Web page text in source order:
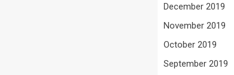
December 2019
November 2019
October 2019
September 2019